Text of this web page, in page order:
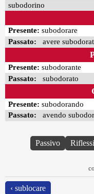
subodorino
Presente: subodorare
Passato: avere
Presente: subodorante
Passato: subodorato
Presente: subodorando
Passato: avendo
Passivo
‹ sublocare